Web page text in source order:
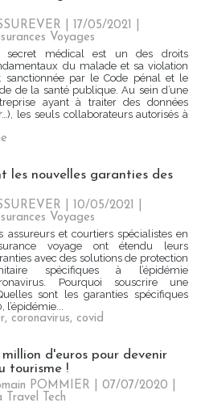
| 17/05/2021
Voyages
secret médical est un des droits
du malade et sa violation
sanctionnée par le Code pénal et le
de la santé publique. Au sein d’une
ayant à traiter des données
les seuls collaborateurs autorisés à
les nouvelles garanties des
| 10/05/2021
Voyages
assureurs et courtiers spécialistes en
voyage ont étendu leurs
avec des solutions de protection
spécifiques à l’épidémie
Pourquoi souscrire une
sont les garanties spécifiques
l’épidémie...
, coronavirus, covid
d'euros pour devenir
tourisme !
POMMIER | 07/07/2020
Travel Tech